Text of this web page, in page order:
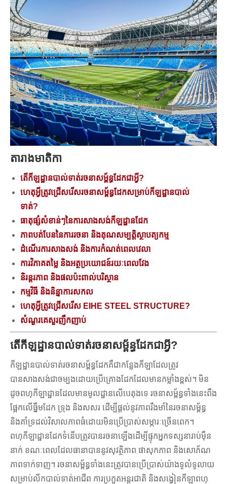
តារាងមាតិកា
តើកីឡដ្ឋានបាល់ទាត់រចនាសម្ព័ន្ធដែកជាអ្វី?
ហេតុអ្វីត្រូវជ្រើសរើសរចនាសម្ព័ន្ធដែកសម្រាប់កីឡដ្ឋានបាល់
ទាត់?
ធាតុផ្សំសំខាន់ៗនៃការសាងសង់កីឡដ្ឋានដែក
ភាពបត់បែននៃការរចនា និងគុណសម្បត្តិស្ថាបត្យកម្ម
ដំណើរការសាងសង់ និងការកំណត់ពេលវេលា
ការវិភាគតម្លៃ និងអត្ថប្រយោជន៍រយៈពេលវែង
និរន្តរភាព និងផលប៉ះពាល់បរិស្ថាន
កម្មវិធី និងនិន្នាការសកល
ហេតុអ្វីត្រូវជ្រើសរើស EIHE STEEL STRUCTURE?
សំណួរគេសួរញឹកញាប់
តើកីឡដ្ឋានបាល់ទាត់រចនាសម្ព័ន្ធដែកជាអ្វី?
កីឡដ្ឋានបាល់ទាត់រចនាសម្ព័ន្ធដែកគឺជាកន្លែងកីឡាដែលត្រូវ
បានសាងសង់ជាចម្បងដោយប្រើគ្រោងដែកដែលមានកម្លាំងខ្ពស់។ មិន
ដូចពហុកីឡាដ្ឋានដែលមានមូលដ្ឋានលើបេតុងទេ រចនាសម្ព័ន្ធទាំងនេះពឹង
ផ្អែកលើធ្នឹមដែក ទ្រុង និងសសរ ដើម្បីផ្តល់នូវភាពរឹងមាំនៃរចនាសម្ព័ន្ធ
និងគាំទ្រដល់វិសាលភាពធំដោយមិនប្រើប្រាស់សម្ភារៈច្រើនពេក។
ពហុកីឡាដ្ឋានដែកទំនើបត្រូវបានរចនាឡើងដើម្បីផ្ទុកអ្នកទស្សនារាប់ម៉ឺន
នាក់ ខណៈពេលដែលធានាបាននូវសុវត្ថិភាព ផាសុកភាព និងសោភ័ណ
ភាពទាក់ទាញ។ រចនាសម្ព័ន្ធទាំងនេះត្រូវបានប្រើប្រាស់យ៉ាងទូលំទូលាយ
សម្រាប់លីកបាល់ទាត់អាជីព ការប្រកួតអន្តរជាតិ និងសង្វៀនកីឡាពហុ